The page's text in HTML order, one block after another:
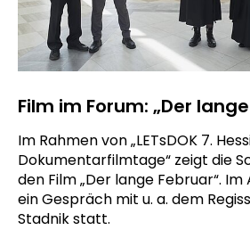
Film im Forum: „Der
Im Rahmen von „LETsDOK 7.
Dokumentarfilmtage“ zeigt die
den Film „Der lange Februar“.
ein Gespräch mit u. a. dem
Stadnik statt.